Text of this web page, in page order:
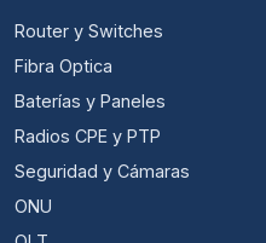
Router y Switches
Fibra Optica
Baterías y Paneles
Radios CPE y PTP
Seguridad y Cámaras
ONU